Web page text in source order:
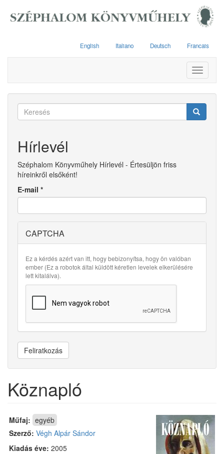
English Italiano Deutsch Francais
Toggle
Keresés
Hírlevél
Széphalom Könyvműhely Hírlevél - Értesüljön friss
híreinkről elsőként!
E-mail *
CAPTCHA
Ez a kérdés azért van itt, hogy bebizonyítsa, hogy ön valóban
ember (Ez a robotok által küldött kéretlen levelek elkerülésére
lett kitalálva).
Feliratkozás
Köznapló
Műfaj: egyéb
Szerző: Végh Alpár Sándor
Kiadás éve: 2005